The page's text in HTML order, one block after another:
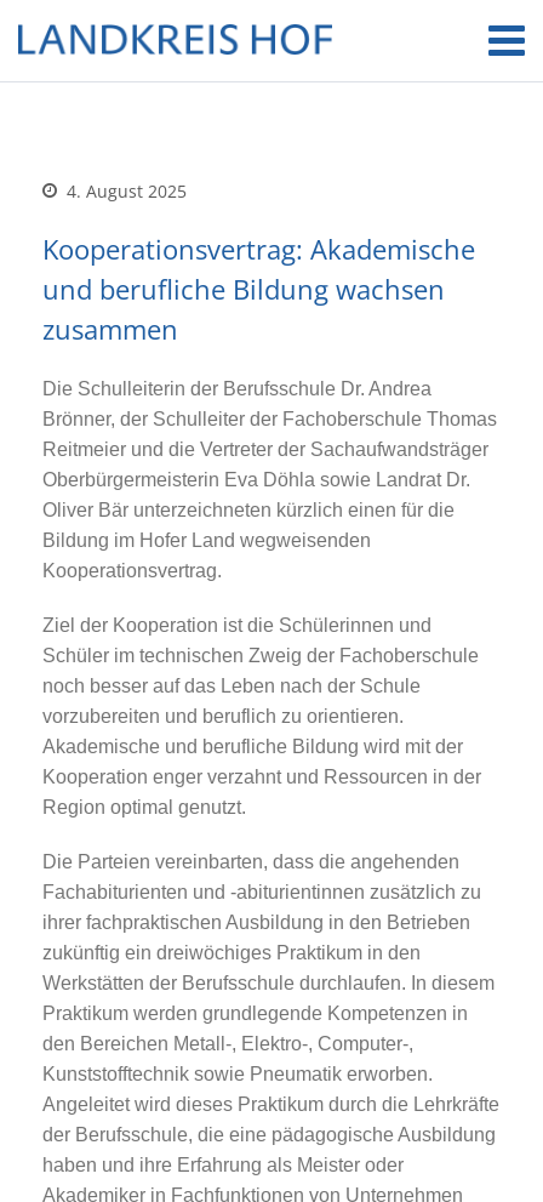
4. August 2025
Kooperationsvertrag: Akademische
und berufliche Bildung wachsen
zusammen
Die Schulleiterin der Berufsschule Dr. Andrea
Brönner, der Schulleiter der Fachoberschule Thomas
Reitmeier und die Vertreter der Sachaufwandsträger
Oberbürgermeisterin Eva Döhla sowie Landrat Dr.
Oliver Bär unterzeichneten kürzlich einen für die
Bildung im Hofer Land wegweisenden
Kooperationsvertrag.
Ziel der Kooperation ist die Schülerinnen und
Schüler im technischen Zweig der Fachoberschule
noch besser auf das Leben nach der Schule
vorzubereiten und beruflich zu orientieren.
Akademische und berufliche Bildung wird mit der
Kooperation enger verzahnt und Ressourcen in der
Region optimal genutzt.
Die Parteien vereinbarten, dass die angehenden
Fachabiturienten und -abiturientinnen zusätzlich zu
ihrer fachpraktischen Ausbildung in den Betrieben
zukünftig ein dreiwöchiges Praktikum in den
Werkstätten der Berufsschule durchlaufen. In diesem
Praktikum werden grundlegende Kompetenzen in
den Bereichen Metall-, Elektro-, Computer-,
Kunststofftechnik sowie Pneumatik erworben.
Angeleitet wird dieses Praktikum durch die Lehrkräfte
der Berufsschule, die eine pädagogische Ausbildung
haben und ihre Erfahrung als Meister oder
Akademiker in Fachfunktionen von Unternehmen